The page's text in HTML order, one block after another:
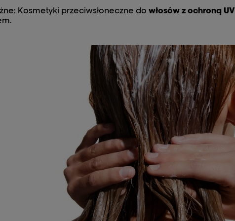
Kosmetyki przeciwsłoneczne dowłosów z ochroną UV